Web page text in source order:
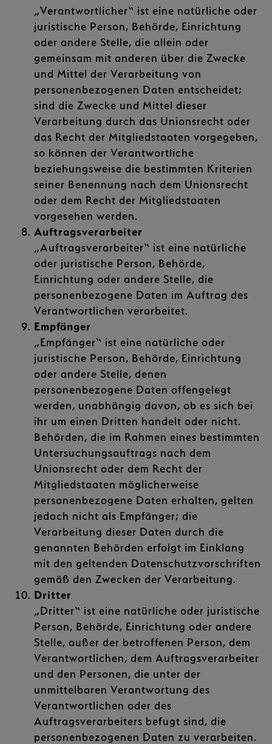
„Verantwortlicher“ ist eine natürliche oder
juristische Person, Behörde, Einrichtung
oder andere Stelle, die allein oder
gemeinsam mit anderen über die Zwecke
und Mittel der Verarbeitung von
personenbezogenen Daten entscheidet;
sind die Zwecke und Mittel dieser
Verarbeitung durch das Unionsrecht oder
das Recht der Mitgliedstaaten vorgegeben,
so können der Verantwortliche
beziehungsweise die bestimmten Kriterien
seiner Benennung nach dem Unionsrecht
oder dem Recht der Mitgliedstaaten
vorgesehen werden.
Auftragsverarbeiter
„Auftragsverarbeiter“ ist eine natürliche
oder juristische Person, Behörde,
Einrichtung oder andere Stelle, die
personenbezogene Daten im Auftrag des
Verantwortlichen verarbeitet.
Empfänger
„Empfänger“ ist eine natürliche oder
juristische Person, Behörde, Einrichtung
oder andere Stelle, denen
personenbezogene Daten offengelegt
werden, unabhängig davon, ob es sich bei
ihr um einen Dritten handelt oder nicht.
Behörden, die im Rahmen eines bestimmten
Untersuchungsauftrags nach dem
Unionsrecht oder dem Recht der
Mitgliedstaaten möglicherweise
personenbezogene Daten erhalten, gelten
jedoch nicht als Empfänger; die
Verarbeitung dieser Daten durch die
genannten Behörden erfolgt im Einklang
mit den geltenden Datenschutzvorschriften
gemäß den Zwecken der Verarbeitung.
Dritter
„Dritter“ ist eine natürliche oder juristische
Person, Behörde, Einrichtung oder andere
Stelle, außer der betroffenen Person, dem
Verantwortlichen, dem Auftragsverarbeiter
und den Personen, die unter der
unmittelbaren Verantwortung des
Verantwortlichen oder des
Auftragsverarbeiters befugt sind, die
personenbezogenen Daten zu verarbeiten.